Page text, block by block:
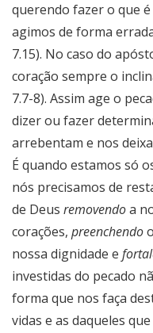
querendo fazer o que
agimos de forma
7.15). No caso do
coração sempre o
7.7-8). Assim age o
dizer ou fazer
arrebentam e nos
É quando estamos só
nós precisamos de
de Deus removendoa
corações, preenchendo
nossa dignidade e
investidas do pecado
forma que nos faça
vidas e as daqueles